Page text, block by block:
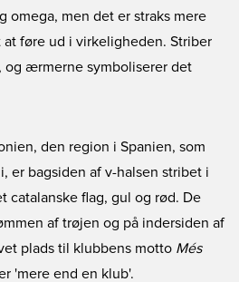
omega, men det er straks mere
føre ud i virkeligheden. Striber
og ærmerne symboliserer det
den region i Spanien, som
er bagsiden af v-halsen stribet i
catalanske flag, gul og rød. De
af trøjen og på indersiden af
plads til klubbens motto Més
'mere end en klub'.